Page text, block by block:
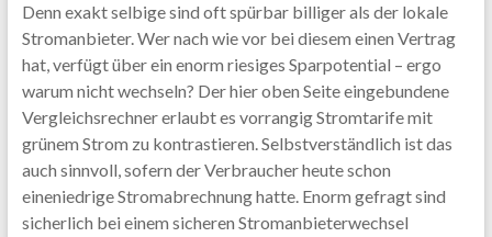
Denn exakt selbige sind oft spürbar billiger als der lokale
Stromanbieter. Wer nach wie vor bei diesem einen Vertrag
hat, verfügt über ein enorm riesiges Sparpotential – ergo
warum nicht wechseln? Der hier oben Seite eingebundene
Vergleichsrechner erlaubt es vorrangig Stromtarife mit
grünem Strom zu kontrastieren. Selbstverständlich ist das
auch sinnvoll, sofern der Verbraucher heute schon
eineniedrige Stromabrechnung hatte. Enorm gefragt sind
sicherlich bei einem sicheren Stromanbieterwechsel